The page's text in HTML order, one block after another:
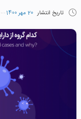
تاریخ انتشار 20 مهر 1400